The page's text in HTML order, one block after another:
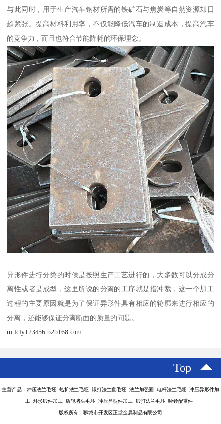
与此同时，用于生产汽车钢材所需的铁矿石与焦炭等自然资源却日
趋紧张。提高材料利用率，不仅能降低汽车的制造成本，提高汽车
的竞争力，而且也符合节能降耗的环保理念。
异形件进行分类的时候是按照生产工艺进行的，大多数可以分成分
离性或者是成型，这里所说的分离的工序就是指冲裁，这一个加工
过程的主要原因就是为了保证异形件具有相应的轮廓来进行相应的
分离，还能够保证分离断面的质量的问题。
m.lcly123456.b2b168.com
Top
主营产品：冲压法兰毛坯 热扩法兰毛坯 锻打法兰盘毛坯 法兰加强圈 电杆法兰毛坯 冲压异形件加
工 环形锻件加工 版辊堵头毛坯 冲压异型件加工 锻打法兰毛坯 哑铃配重件
版权所有：聊城市开发区正堂金属制品有限公司